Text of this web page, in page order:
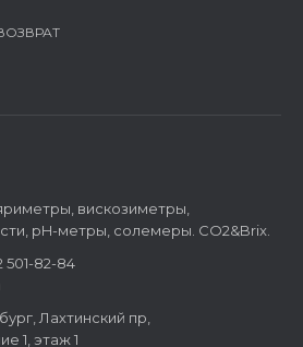
вискозиметры,
pH-метры, солемеры. CO2&Brix.
501-82-84
Лахтинский пр,
1, этаж 1